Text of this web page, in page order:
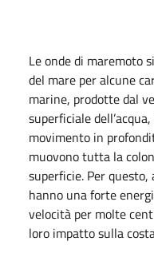
Le onde di maremoto
del mare per alcune
marine, prodotte dal
superficiale
movimento in
muovono tutta la
superficie. Per
hanno una forte
velocità per molte
loro impatto sulla